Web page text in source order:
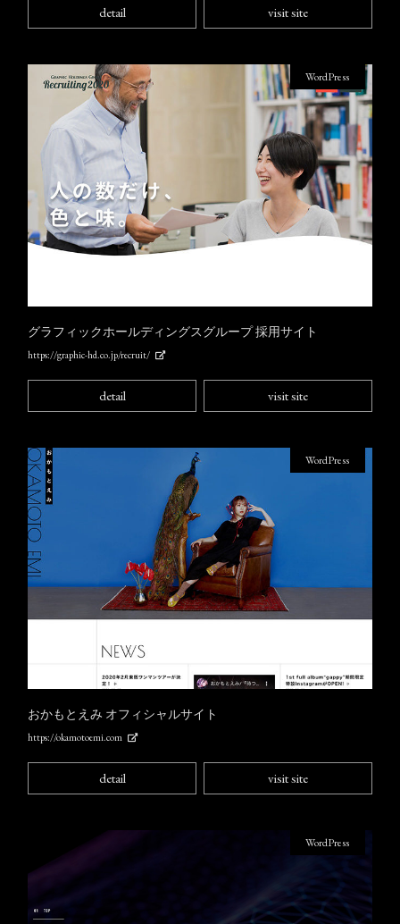
detail visit site
グラフィックホールディングスグループ 採用サイト
https://graphic-hd.co.jp/recruit/
WordPress
detail visit site
おかもとえみ オフィシャルサイト
https://okamotoemi.com
WordPress
detail visit site
WordPress